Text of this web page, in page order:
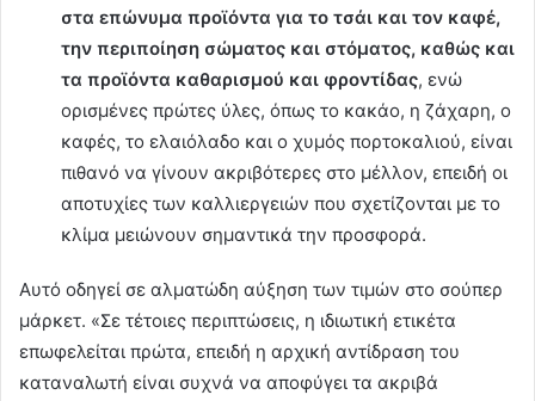
στα επώνυμα προϊόντα για το τσάι και τον καφέ,
την περιποίηση σώματος και στόματος, καθώς και
τα προϊόντα καθαρισμού και φροντίδας, ενώ
ορισμένες πρώτες ύλες, όπως το κακάο, η ζάχαρη, ο
καφές, το ελαιόλαδο και ο χυμός πορτοκαλιού, είναι
πιθανό να γίνουν ακριβότερες στο μέλλον, επειδή οι
αποτυχίες των καλλιεργειών που σχετίζονται με το
κλίμα μειώνουν σημαντικά την προσφορά.
Αυτό οδηγεί σε αλματώδη αύξηση των τιμών στο σούπερ
μάρκετ. «Σε τέτοιες περιπτώσεις, η ιδιωτική ετικέτα
επωφελείται πρώτα, επειδή η αρχική αντίδραση του
καταναλωτή είναι συχνά να αποφύγει τα ακριβά